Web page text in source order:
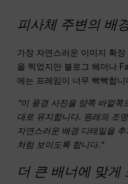
피사체 주변의 배
가장 자연스러운 이미지 확
을 찍었지만 블로그 헤더나
에는 프레임이 너무 빡빡합
“이 풍경 사진을 양쪽 바깥
대로 유지합니다. 원래의 조
자연스러운 배경 디테일을
처럼 보이도록 합니다.”
더 큰 배너에 맞게